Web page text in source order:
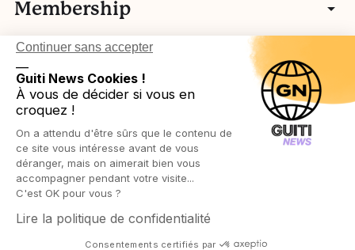
Podcasts
Agenda
Ressources pédagogiques
Fake news
Vos idées
Cartographie des membres associatifs
Protection des publics
L’histoire de Guiti
L’équipe Guiti News
Nos autres activités
Ressources pédagogiques
Réseau européen
Membership
Login in
Devenir membre
Légal
Politique de confidentialité
Politique de cookies
Conditions générales de vente
Continuer sans accepter
Guiti News Cookies !
À vous de décider si vous en
croquez !
On a attendu d'être sûrs que le contenu de
ce site vous intéresse avant de vous
déranger, mais on aimerait bien vous
accompagner pendant votre visite...
C'est OK pour vous ?
Lire la politique de confidentialité
Consentements certifiés par